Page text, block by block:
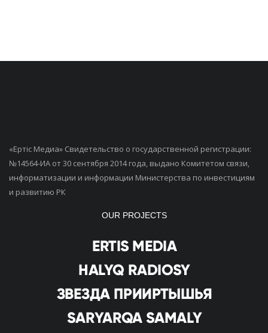
«Ертiс Медиа» Свидетельство о государственной регистрации:
№14564-ИА от 30 сентября 2014 года, выдано Комитетом связи,
информатизации и информации Министерства по инвестициям
и развитию РК
OUR PROJECTS